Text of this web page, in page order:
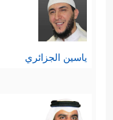
رابعًا: أنه قتالٌ لا يتجاوز
طلب الأمان، وكذا
ياسين الجزائري